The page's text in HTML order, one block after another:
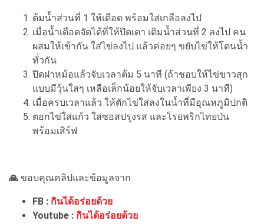
ต้มน้ำส่วนที่ 1 ให้เดือด พร้อมใส่เกลือลงไป
เมื่อน้ำเดือดจัดได้ที่ให้ปิดเตา เติมน้ำส่วนที่ 2 ลงไป คน
ผสมให้เข้ากัน ใส่ไข่ลงไป แล้วค่อยๆ ขยับไข่ให้โดนน้ำ
ทั่วกัน
ปิดฝาหม้อแล้วจับเวลาต้ม 5 นาที (ถ้าชอบให้ไข่ขาวสุก
แบบมีวุ้นใสๆ เหลือเล็กน้อยให้จับเวลาเพียง 3 นาที)
เมื่อครบเวลาแล้ว ให้ตักไข่ใส่ลงในน้ำที่มีอุณหภูมิปกติ
ตอกไข่ใส่แก้ว ใส่ซอสปรุงรส และโรยพริกไทยป่น
พร้อมเสิร์ฟ
🙏 ขอบคุณคลิปและข้อมูลจาก
FB : กินได้อร่อยด้วย
Youtube : กินได้อร่อยด้วย